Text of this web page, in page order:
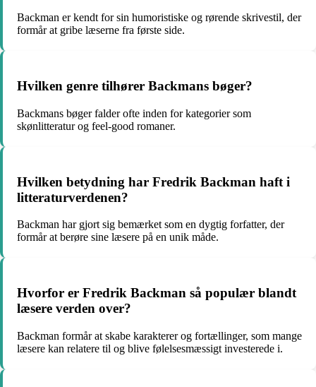
Backman er kendt for sin humoristiske og rørende skrivestil, der
formår at gribe læserne fra første side.
Hvilken genre tilhører Backmans bøger?
Backmans bøger falder ofte inden for kategorier som
skønlitteratur og feel-good romaner.
Hvilken betydning har Fredrik Backman haft i
litteraturverdenen?
Backman har gjort sig bemærket som en dygtig forfatter, der
formår at berøre sine læsere på en unik måde.
Hvorfor er Fredrik Backman så populær blandt
læsere verden over?
Backman formår at skabe karakterer og fortællinger, som mange
læsere kan relatere til og blive følelsesmæssigt investerede i.